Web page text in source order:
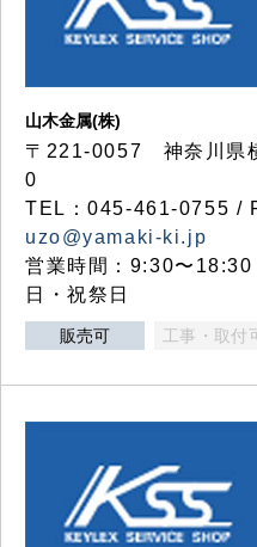
山木金属(株)
〒221-0057 神奈川県
0
TEL：045-461-0755 /
uzo@yamaki-ki.jp
営業時間：9:30〜18:30
日・祝祭日
販売可 工事・取付